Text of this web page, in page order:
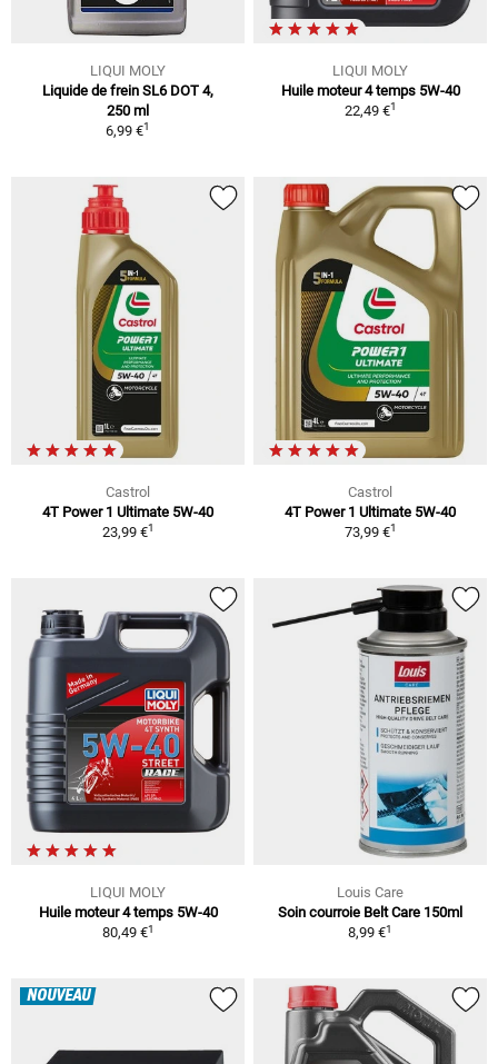
LIQUI MOLY
Liquide de frein SL6 DOT 4,
250 ml
6,99 €1
LIQUI MOLY
Huile moteur 4 temps 5W-40
22,49 €1
Castrol
4T Power 1 Ultimate 5W-40
23,99 €1
Castrol
4T Power 1 Ultimate 5W-40
73,99 €1
LIQUI MOLY
Huile moteur 4 temps 5W-40
80,49 €1
Louis Care
Soin courroie Belt Care 150ml
8,99 €1
NOUVEAU